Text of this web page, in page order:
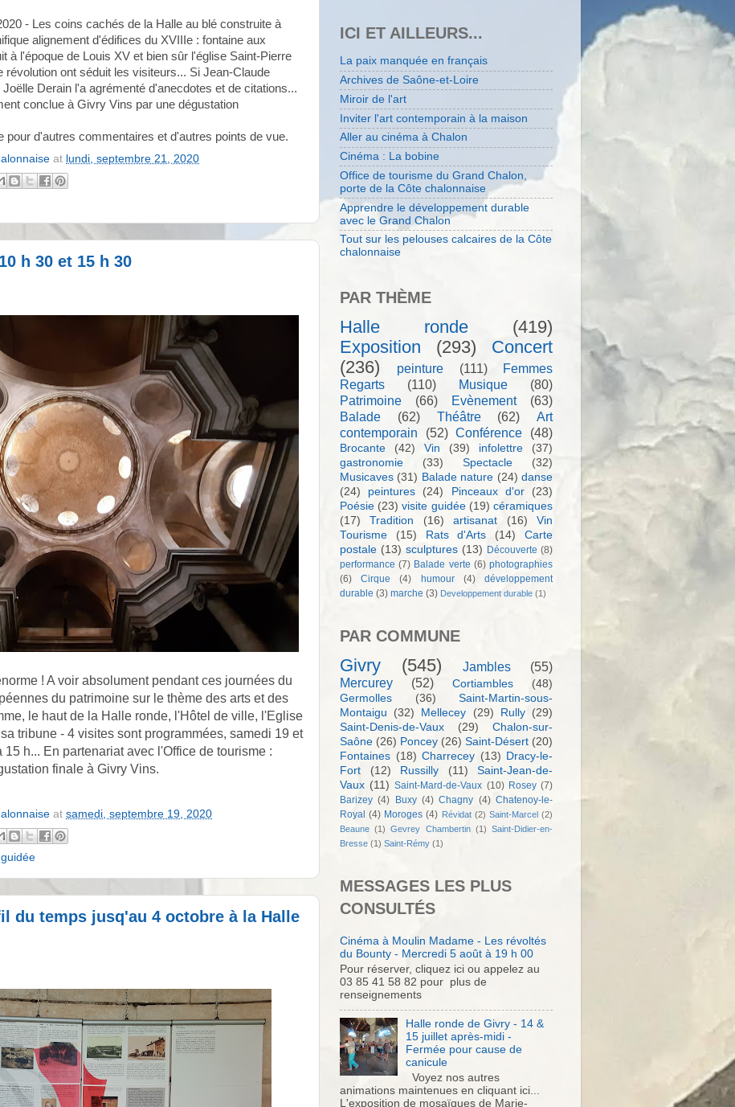
- Les coins cachés de la Halle au blé construite à
alignement d'édifices du XVIIIe : fontaine aux
à l'époque de Louis XV et bien sûr l'église Saint-Pierre
révolution ont séduit les visiteurs... Si Jean-Claude
Derain l'a agrémenté d'anecdotes et de citations...
conclue à Givry Vins par une dégustation
pour d'autres commentaires et d'autres points de vue.
at lundi, septembre 21, 2020
h 30 et 15 h 30
! A voir absolument pendant ces journées du
du patrimoine sur le thème des arts et des
le haut de la Halle ronde, l'Hôtel de ville, l'Eglise
tribune - 4 visites sont programmées, samedi 19 et
h... En partenariat avec l'Office de tourisme :
finale à Givry Vins.
at samedi, septembre 19, 2020
du temps jusq'au 4 octobre à la Halle
ICI ET AILLEURS...
La paix manquée en français
Archives de Saône-et-Loire
Miroir de l'art
Inviter l'art contemporain à la maison
Aller au cinéma à Chalon
Cinéma : La bobine
Office de tourisme du Grand Chalon,
porte de la Côte chalonnaise
Apprendre le développement durable
avec le Grand Chalon
Tout sur les pelouses calcaires de la Côte
chalonnaise
PAR THÈME
Halle ronde
(419)
Exposition
(293)
Concert
(236)
peinture (111)
Femmes
Regarts
(110) Musique
(80)
Patrimoine
(66) Evènement
(63)
Balade
(62) Théâtre (62)
Art
contemporain
(52) Conférence (48)
Brocante (42) Vin (39) infolettre
(37)
gastronomie
(33) Spectacle
(32)
Musicaves (31) Balade nature (24) danse
(24)
peintures (24) Pinceaux d'or
(23)
Poésie (23) visite guidée (19) céramiques
(17)
Tradition (16) artisanat (16)
Vin
Tourisme
(15) Rats d'Arts (14)
Carte
postale (13) sculptures (13) Découverte (8)
performance (7) Balade verte (6) photographies
(6)
Cirque (4) humour (4)
développement
durable (3) marche (3) Developpement durable (1)
PAR COMMUNE
Givry (545) Jambles
(55)
Mercurey
(52) Cortiambles
(48)
Germolles
(36)
Saint-Martin-sous-
Montaigu
(32) Mellecey (29) Rully
(29)
Saint-Denis-de-Vaux
(29)
Chalon-sur-
Saône (26) Poncey (26) Saint-Désert (20)
Fontaines (18) Charrecey (13) Dracy-le-
Fort
(12) Russilly (11)
Saint-Jean-de-
Vaux (11) Saint-Mard-de-Vaux (10) Rosey (7)
Barizey (4) Buxy (4) Chagny (4) Chatenoy-le-
Royal (4) Moroges (4) Révidat (2) Saint-Marcel (2)
Beaune (1) Gevrey Chambertin (1) Saint-Didier-en-
Bresse (1) Saint-Rémy (1)
MESSAGES LES PLUS
CONSULTÉS
Cinéma à Moulin Madame - Les révoltés
du Bounty - Mercredi 5 août à 19 h 00
Pour réserver, cliquez ici ou appelez au
03 85 41 58 82 pour plus de
renseignements
Halle ronde de Givry - 14 &
15 juillet après-midi -
Fermée pour cause de
canicule
Voyez nos autres
animations maintenues en cliquant ici...
L'exposition de mosaïques de Marie-